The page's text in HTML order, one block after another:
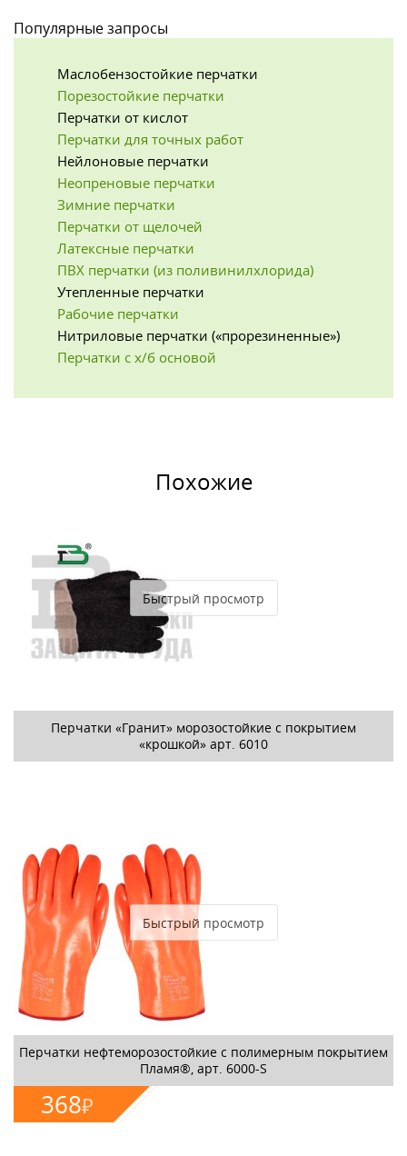
Популярные запросы
Маслобензостойкие перчатки
Порезостойкие перчатки
Перчатки от кислот
Перчатки для точных работ
Нейлоновые перчатки
Неопреновые перчатки
Зимние перчатки
Перчатки от щелочей
Латексные перчатки
ПВХ перчатки (из поливинилхлорида)
Утепленные перчатки
Рабочие перчатки
Нитриловые перчатки («прорезиненные»)
Перчатки с х/б основой
Похожие
Перчатки «Гранит» морозостойкие с покрытием
«крошкой» арт. 6010
Быстрый просмотр
Перчатки нефтеморозостойкие с полимерным покрытием
Пламя®, арт. 6000-S
368₽
Быстрый просмотр